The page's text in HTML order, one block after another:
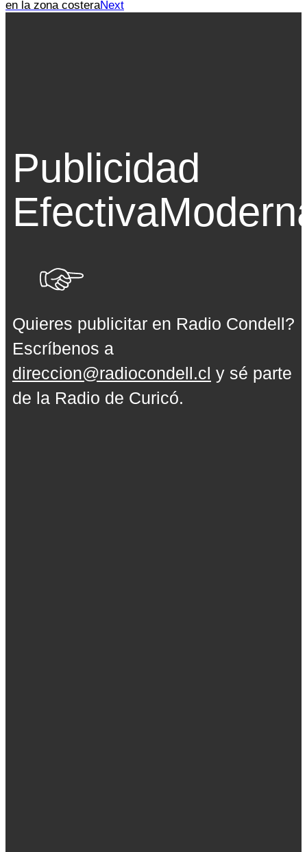
en la zona costeraNext
Publicidad
Efectiva
Quieres publicitar en Radio Condell?
Escríbenos a
direccion@radiocondell.cl y sé parte
de la Radio de Curicó.